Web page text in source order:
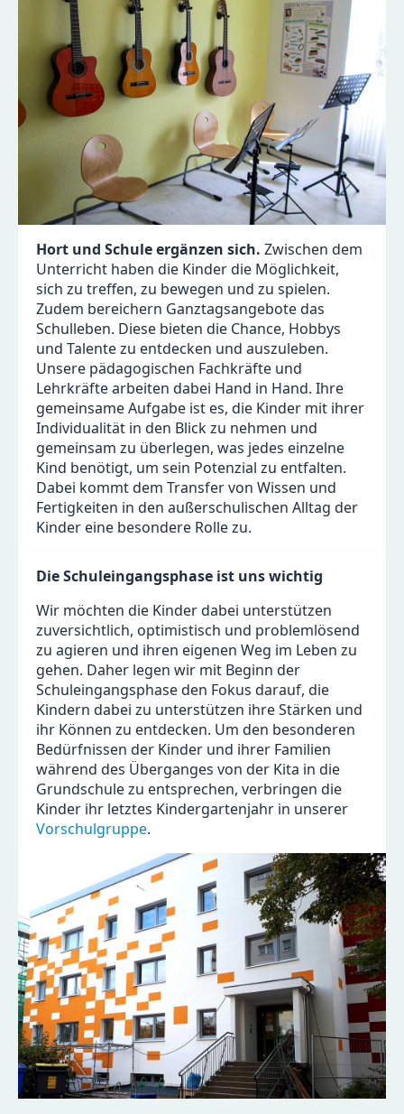
Hort und Schule ergänzen sich. Zwischen dem
Unterricht haben die Kinder die Möglichkeit,
sich zu treffen, zu bewegen und zu spielen.
Zudem bereichern Ganztagsangebote das
Schulleben. Diese bieten die Chance, Hobbys
und Talente zu entdecken und auszuleben.
Unsere pädagogischen Fachkräfte und
Lehrkräfte arbeiten dabei Hand in Hand. Ihre
gemeinsame Aufgabe ist es, die Kinder mit ihrer
Individualität in den Blick zu nehmen und
gemeinsam zu überlegen, was jedes einzelne
Kind benötigt, um sein Potenzial zu entfalten.
Dabei kommt dem Transfer von Wissen und
Fertigkeiten in den außerschulischen Alltag der
Kinder eine besondere Rolle zu.
Die Schuleingangsphase ist uns wichtig
Wir möchten die Kinder dabei unterstützen
zuversichtlich, optimistisch und problemlösend
zu agieren und ihren eigenen Weg im Leben zu
gehen. Daher legen wir mit Beginn der
Schuleingangsphase den Fokus darauf, die
Kindern dabei zu unterstützen ihre Stärken und
ihr Können zu entdecken. Um den besonderen
Bedürfnissen der Kinder und ihrer Familien
während des Überganges von der Kita in die
Grundschule zu entsprechen, verbringen die
Kinder ihr letztes Kindergartenjahr in unserer
Vorschulgruppe.